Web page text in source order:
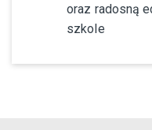
oraz radosną
szkole